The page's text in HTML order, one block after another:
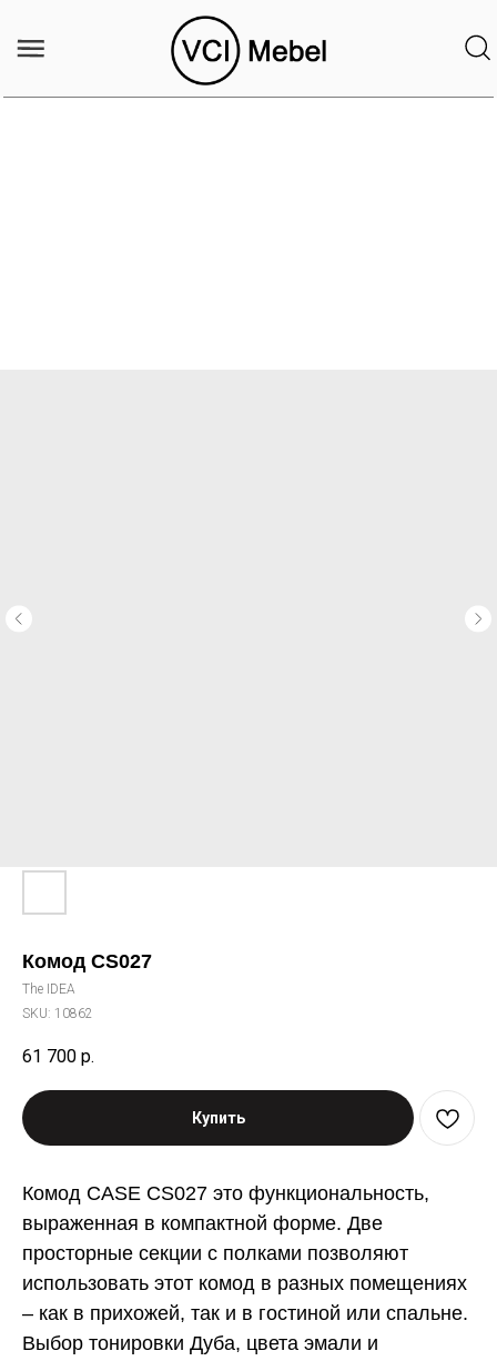
Комод CS027
The IDEA
SKU: 10862
61 700 р.
Купить
Комод CASE CS027 это функциональность,
выраженная в компактной форме. Две
просторные секции с полками позволяют
использовать этот комод в разных помещениях
– как в прихожей, так и в гостиной или спальне.
Выбор тонировки Дуба, цвета эмали и